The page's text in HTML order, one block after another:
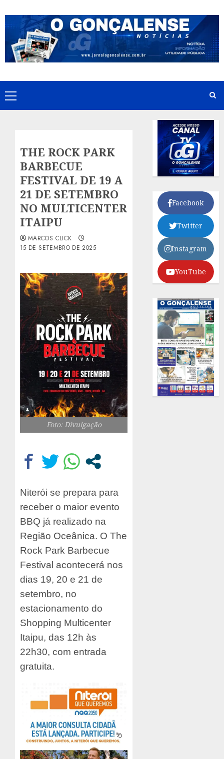
to
content
Primary
Menu
THE ROCK PARK
BARBECUE
FESTIVAL DE 19 A
21 DE SETEMBRO
NO MULTICENTER
ITAIPU
MARCOS CLICK
15 DE SETEMBRO DE 2025
Foto: Divulgação
Niterói se prepara para
receber o maior evento
BBQ já realizado na
Região Oceânica. O The
Rock Park Barbecue
Festival acontecerá nos
dias 19, 20 e 21 de
setembro, no
estacionamento do
Shopping Multicenter
Itaipu, das 12h às
22h30, com entrada
gratuita.
Facebook
Twitter
Instagram
YouTube